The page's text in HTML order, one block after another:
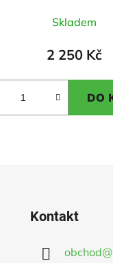
produktu
Skladem
2 250 Kč
DO
Kontakt
obchod@